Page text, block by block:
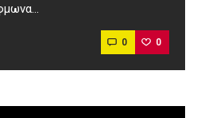
0 0